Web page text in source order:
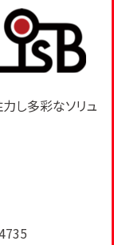
し多彩なソリュ